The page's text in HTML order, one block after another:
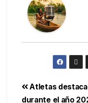
Atletas
durante el año